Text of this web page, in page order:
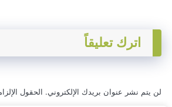
اترك تعليقاً
لن يتم نشر عنوان بريدك الإلكتروني. الحقول